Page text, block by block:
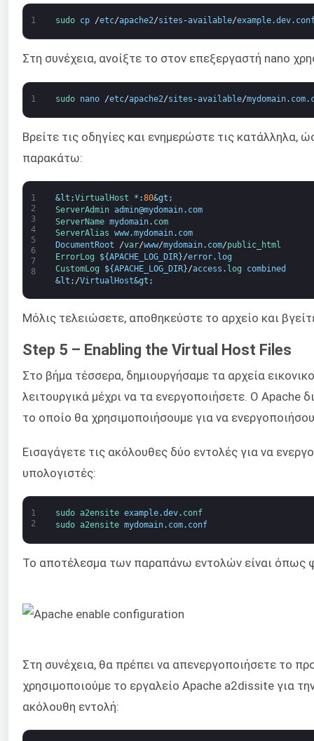
1 sudo cp /etc/apache2/sites -available/example.dev.
Στη συνέχεια, ανοίξτε το στον επεξεργαστή nano
1 sudo nano /etc/apache2/sites -available/mydomain. com.
Βρείτε τις οδηγίες και ενημερώστε τις κατάλληλα,
παρακάτω:
1
2
3
4
5
6
7
8
&lt;VirtualHost * :80&gt;
ServerAdmin admin@mydomain. com
ServerName mydomain. com
ServerAlias www.mydomain. com
DocumentRoot
/var/www/mydomain. com/public_html
ErrorLog
${APACHE_LOG_DIR}/error. log
CustomLog
${APACHE_LOG_DIR}/access . log
combined
&lt; /VirtualHost&gt;
Μόλις τελειώσετε, αποθηκεύστε το αρχείο και
Step 5 – Enabling the Virtual Host Files
Στο βήμα τέσσερα, δημιουργήσαμε τα αρχεία
λειτουργικά μέχρι να τα ενεργοποιήσετε. Ο Apache
το οποίο θα χρησιμοποιήσουμε για να
Εισαγάγετε τις ακόλουθες δύο εντολές για να
υπολογιστές:
1
2
sudo a2ensite example.dev. conf
sudo a2ensite mydomain. com. conf
Το αποτέλεσμα των παραπάνω εντολών είναι όπως
Στη συνέχεια, θα πρέπει να απενεργοποιήσετε το
χρησιμοποιούμε το εργαλείο Apache a2dissite για
ακόλουθη εντολή: